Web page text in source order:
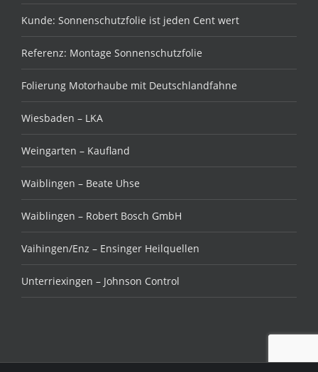
Kunde: Sonnenschutzfolie ist jeden Cent wert
Referenz: Montage Sonnenschutzfolie
Folierung Motorhaube mit Deutschlandfahne
Wiesbaden – LKA
Weingarten – Kaufland
Waiblingen – Beate Uhse
Waiblingen – Robert Bosch GmbH
Vaihingen/Enz – Ensinger Heilquellen
Unterriexingen – Johnson Control